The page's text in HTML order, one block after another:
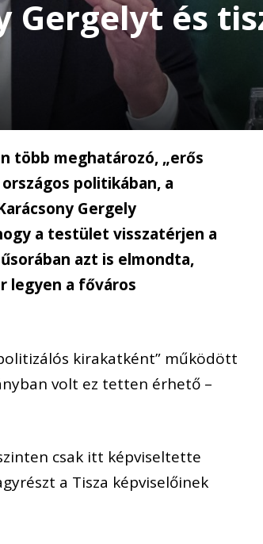
Gergelyt és
több meghatározó, „erős
politikában, a
Gergely
a testület visszatérjen a
azt is elmondta,
legyen a főváros
kirakatként” működött
volt ez tetten érhető –
csak itt képviseltette
a Tisza képviselőinek